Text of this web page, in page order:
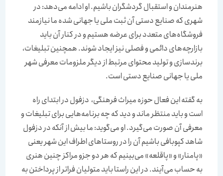
هنرمندان و استقبال گردشگران باشیم. او ادامه می‌دهد: در
شهری که صنایع دستی آن ثبت ملی یا جهانی شده ما نیازمند
فروشگاه‌‌‌های متعدد برای عرضه هستیم و در کنار آن باید
بازارچه‌‌‌های دائمی و فصلی نیز ایجاد شوند. همچنین تبلیغات، ‌‌‌
برندسازی و تولید محتوای مرتبط از دیگر ملزومات معرفی شهر
ملی یا جهانی صنایع دستی است.
به گفته این فعال حوزه میراث فرهنگی، ‌‌‌ دزفول در ابتدای راه
است و باید منتظر ماند و دید که چه برنامه‌‌‌‌‌‌هایی برای تبلیغات و
معرفی آن صورت می‌گیرد. او می‌‌‌گوید: ما بیش از آنکه در دزفول
شاهد کپوبافی باشیم آن را در روستاهای اطراف این شهر یعنی
«پامنار» و «پاقلعه» می‌بینیم که هر دو جزو مراکز چنین هنری
به حساب می‌آیند. در این راستا باید متولیان فراتر از پرداختن به